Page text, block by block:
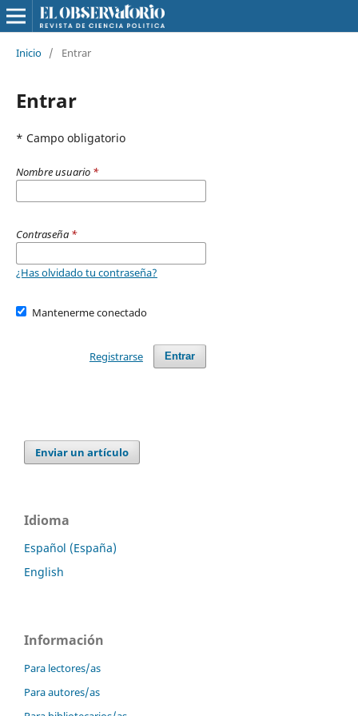
Inicio / Entrar
Entrar
* Campo obligatorio
Nombre usuario *
Contraseña *
¿Has olvidado tu contraseña?
Mantenerme conectado
Entrar
Registrarse
Enviar un artículo
Idioma
Español (España)
English
Información
Para lectores/as
Para autores/as